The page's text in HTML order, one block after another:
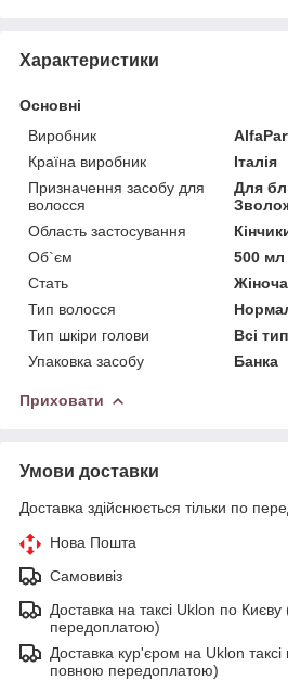
Характеристики
Основні
Виробник
Країна виробник
Італія
Призначення засобу для
волосся
Для
Область застосування
Об`єм
500 мл
Стать
Жіноча
Тип волосся
Тип шкіри голови
Всі
Упаковка засобу
Банка
Приховати
Умови доставки
Доставка здійснюється тільки по
Нова Пошта
Самовивіз
Доставка на таксі Uklon по Києву
передоплатою)
Доставка кур'єром на Uklon таксі
повною передоплатою)